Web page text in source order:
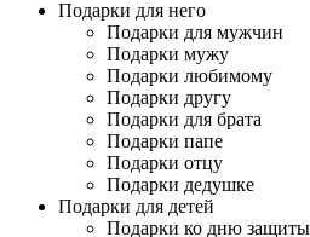
Подарки для него
Подарки для мужчин
Подарки мужу
Подарки любимому
Подарки другу
Подарки для брата
Подарки папе
Подарки отцу
Подарки дедушке
Подарки для детей
Подарки ко дню защиты